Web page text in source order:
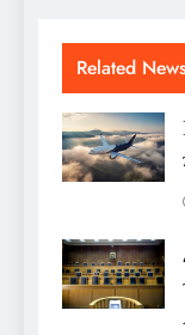
Related